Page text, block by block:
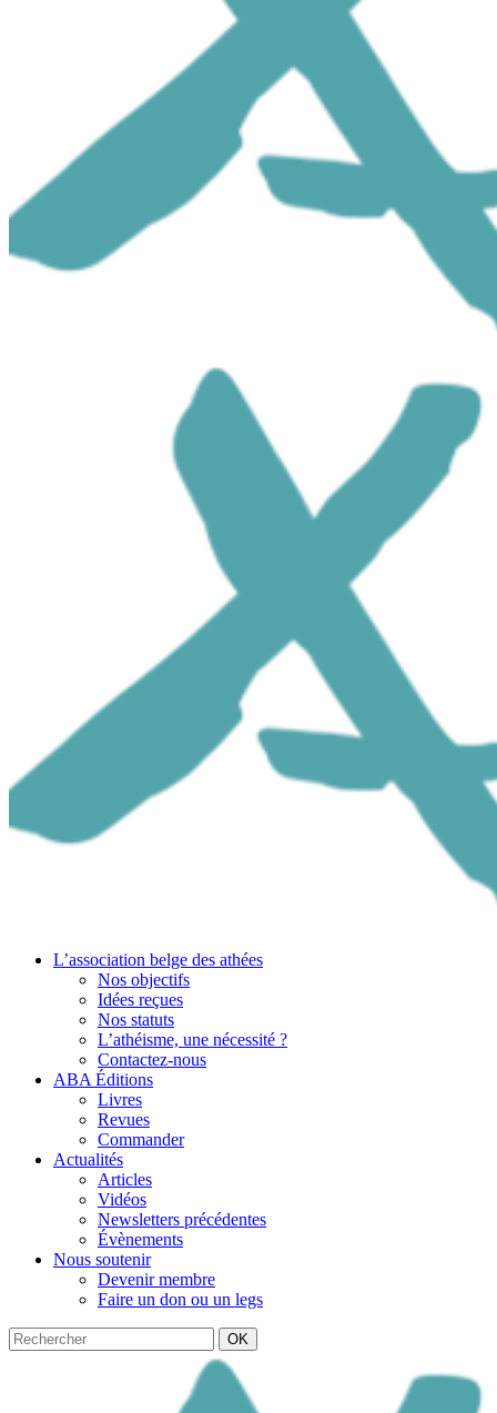
L’association belge des athées
Nos objectifs
Idées reçues
Nos statuts
L’athéisme, une nécessité ?
Contactez-nous
ABA Éditions
Livres
Revues
Commander
Actualités
Articles
Vidéos
Newsletters précédentes
Évènements
Nous soutenir
Devenir membre
Faire un don ou un legs
OK